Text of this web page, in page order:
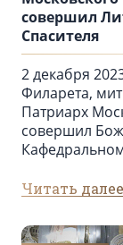
совершил
Спасителя
2 декабря
Филарета,
Патриарх
совершил
Читать далее